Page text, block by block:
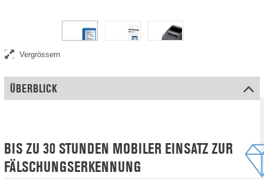
Wiederaufladbarer Akku für den mobilen Einsatz Ihres Safescan
Falschgeld-Detektors
Vergrössern
ÜBERBLICK
BIS ZU 30 STUNDEN MOBILER EINSATZ ZUR
FÄLSCHUNGSERKENNUNG